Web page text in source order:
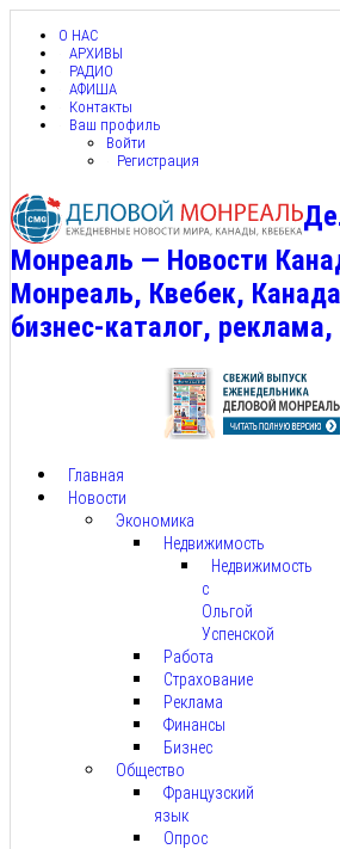
О НАС
АРХИВЫ
РАДИО
АФИША
Контакты
Ваш профиль
Войти
Регистрация
Монреаль — Новости
Монреаль, Квебек,
бизнес-каталог,
Главная
Новости
Экономика
Недвижимость
Недвижимость
с
Ольгой
Успенской
Работа
Страхование
Реклама
Финансы
Бизнес
Общество
Французский
язык
Опрос